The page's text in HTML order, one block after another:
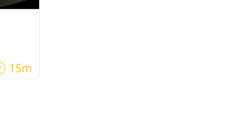
15m